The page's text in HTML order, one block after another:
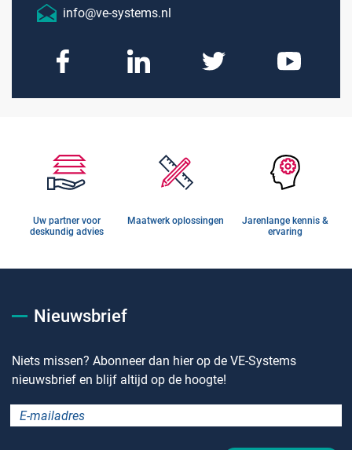
info@ve-systems.nl
Uw partner voor
deskundig advies
Maatwerk oplossingen
Jarenlange kennis &
ervaring
Nieuwsbrief
Niets missen? Abonneer dan hier op de VE-Systems
nieuwsbrief en blijf altijd op de hoogte!